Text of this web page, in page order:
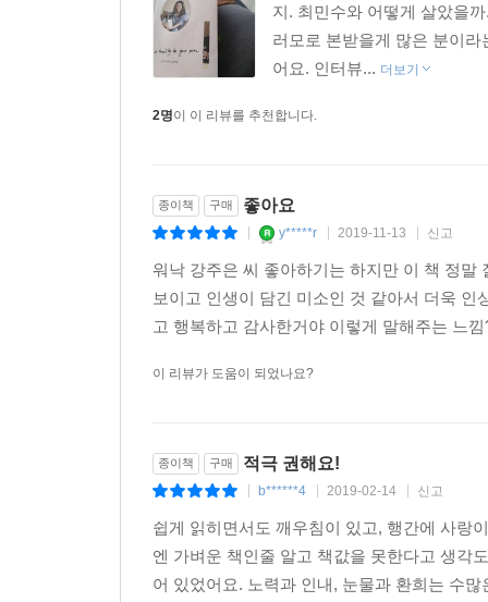
지. 최민수와 어떻게 살았을
러모로 본받을게 많은 분이
어요. 인터뷰... 더보기
2명이 이 리뷰를 추천합니다.
종이책 구매 좋아요
y*****r 2019-11-13 신고
워낙 강주은 씨 좋아하기는 하지만 이 책 정말
보이고 인생이 담긴 미소인 것 같아서 더욱
고 행복하고 감사한거야 이렇게 말해주는 느
이 리뷰가 도움이 되었나요?
종이책 구매 적극 권해요!
b******4 2019-02-14 신고
쉽게 읽히면서도 깨우침이 있고, 행간에 사랑
엔 가벼운 책인줄 알고 책값을 못한다고 생각
어 있었어요. 노력과 인내, 눈물과 환희는 수